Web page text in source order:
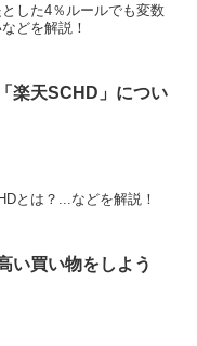
した4％ルールでも変数
どを解説！
楽天SCHD」につい
とは？...などを解説！
い買い物をしよう